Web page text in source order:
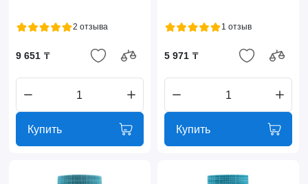
2 отзыва
9 651 ₸
Купить
1 отзыв
5 971 ₸
Купить